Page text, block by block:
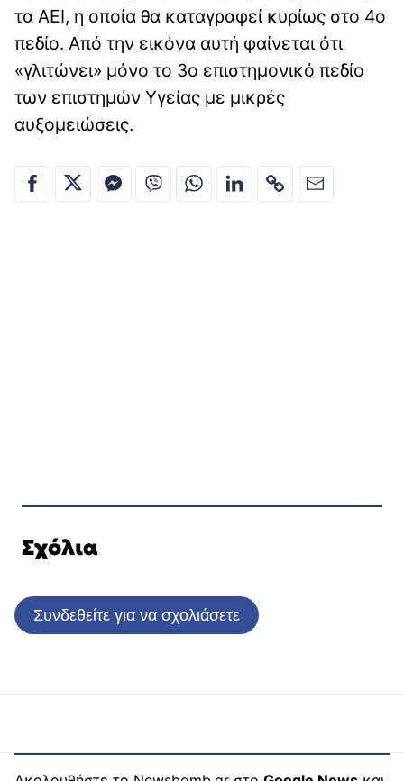
τα ΑΕΙ, η οποία θα καταγραφεί κυρίως στο 4ο
πεδίο. Από την εικόνα αυτή φαίνεται ότι
«γλιτώνει» μόνο το 3ο επιστημονικό πεδίο
των επιστημών Υγείας με μικρές
αυξομειώσεις.
Σχόλια
Συνδεθείτε για να σχολιάσετε